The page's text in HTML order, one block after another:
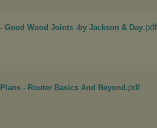
Good Wood Joints -by Jackson & Day.pdf
- Router Basics And Beyond .pdf